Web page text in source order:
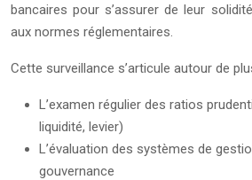
bancaires pour s’assurer de leur
aux normes réglementaires.
Cette surveillance s’articule autour de
L’examen régulier des ratios
liquidité, levier)
L’évaluation des systèmes de
gouvernance